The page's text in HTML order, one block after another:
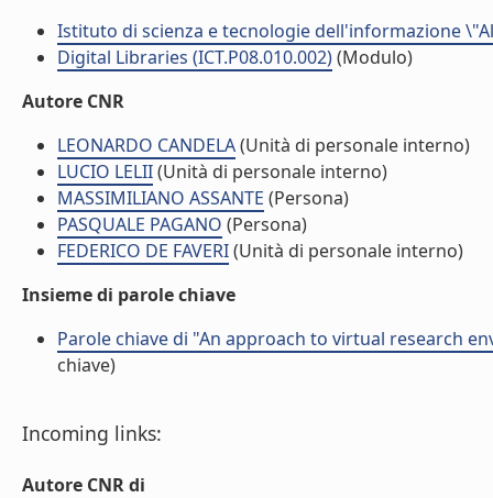
Istituto di scienza e tecnologie dell'informazione
Digital Libraries (ICT.P08.010.002)(Modulo)
Autore CNR
LEONARDO CANDELA(Unità di personale interno)
LUCIO LELII(Unità di personale interno)
MASSIMILIANO ASSANTE (Persona)
PASQUALE PAGANO (Persona)
FEDERICO DE FAVERI(Unità di personale interno)
Insieme di parole chiave
Parole chiave di "An approach to virtual research
chiave)
Incoming links:
Autore CNR di